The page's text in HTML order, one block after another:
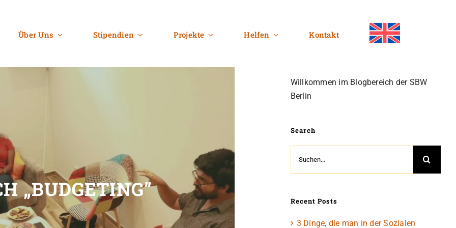
Über Uns Stipendien Projekte Helfen Kontakt
„BUDGETING”
Willkommen im Blogbereich der SBW
Berlin
Search
Recent Posts
3 Dinge, die man in der Sozialen